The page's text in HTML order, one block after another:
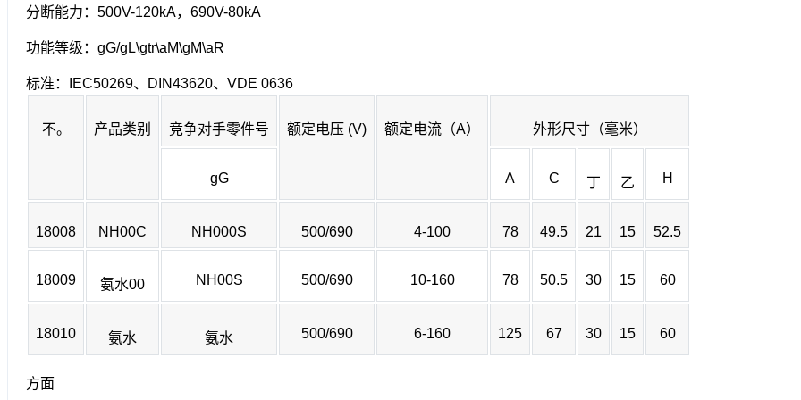
分断能力：500V-120kA，690V-80kA
功能等级：gG/gL\gtr\aM\gM\aR
标准：IEC50269、DIN43620、VDE 0636
不。 产品类别 竞争对手零件号 额定电压 (V) 额定电流（A） 外形尺寸（毫米）
gG A C 丁 乙 H
18008 NH00C NH000S 500/690 4-100 78 49.5 21 15 52.5
18009 氨水00 NH00S 500/690 10-160 78 50.5 30 15 60
18010 氨水 氨水 500/690 6-160 125 67 30 15 60
方面